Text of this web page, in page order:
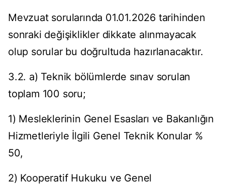
Mevzuat sorularında 01.01.2026 tarihinden
sonraki değişiklikler dikkate alınmayacak
olup sorular bu doğrultuda hazırlanacaktır.
3.2. a) Teknik bölümlerde sınav sorulan
toplam 100 soru;
1) Mesleklerinin Genel Esasları ve Bakanlığın
Hizmetleriyle İlgili Genel Teknik Konular %
50,
2) Kooperatif Hukuku ve Genel